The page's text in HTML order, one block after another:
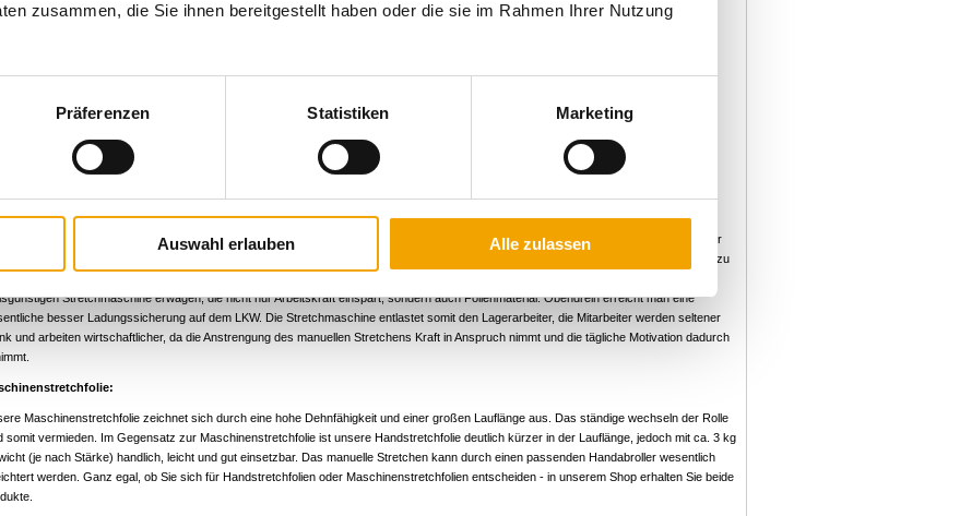
zusammen, die Sie ihnen bereitgestellt haben oder die sie im Rahmen Ihrer Nutzung
Präferenzen Statistiken Marketing
Auswahl erlauben Alle zulassen
Umreifung und Fußwicklung einer Palette.
Paletten mit dem LKW oder anderen Beförderungsmitteln transportiert werden sollen, dann gilt es, den Anforderungen der
von mehr als 250 kg unbedingt den Reibungswert der Palette durch Auflage eines Bogens oder einiger Streifen
die Stabilität des Ladungsträgers. Bei Palettengewichten über 500 kg ist in jedem Falle die Verwendung von Kunststoffbändern oder
für die Ladungssicherung von Nöten. Viele nützliche Hinweise zu diesem Thema finden Sie hier. Übrigens: Im Englischen wird
"stretch film" bzw. "pallet wrap" genannt.
oder Maschinenstretchfolie. Das manuelle Einstretchen ist harte Arbeit, weil es überwiegend in gebückter Haltung
werden muss. Dabei muss der Lagerarbeiter mindestens vier Mal erhebliche Kraft aufwenden, um die Folie an jeder Ecke der
so viel wie möglich zu dehnen. Weil dies sehr anstrengend ist, wird oft einfach mehr Folie aufgebracht, um einen „stabilen“ Eindruck zu
Stretchmaschine erwägen, die nicht nur Arbeitskraft einspart, sondern auch Folienmaterial. Obendrein erreicht man eine
besser Ladungssicherung auf dem LKW. Die Stretchmaschine entlastet somit den Lagerarbeiter, die Mitarbeiter werden seltener
und arbeiten wirtschaftlicher, da die Anstrengung des manuellen Stretchens Kraft in Anspruch nimmt und die tägliche Motivation dadurch
Maschinenstretchfolie zeichnet sich durch eine hohe Dehnfähigkeit und einer großen Lauflänge aus. Das ständige wechseln der Rolle
somit vermieden. Im Gegensatz zur Maschinenstretchfolie ist unsere Handstretchfolie deutlich kürzer in der Lauflänge, jedoch mit ca. 3 kg
(je nach Stärke) handlich, leicht und gut einsetzbar. Das manuelle Stretchen kann durch einen passenden Handabroller wesentlich
werden. Ganz egal, ob Sie sich für Handstretchfolien oder Maschinenstretchfolien entscheiden - in unserem Shop erhalten Sie beide